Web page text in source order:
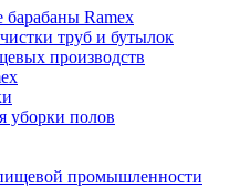
Ramex
труб и бутылок
производств
уборки полов
промышленности